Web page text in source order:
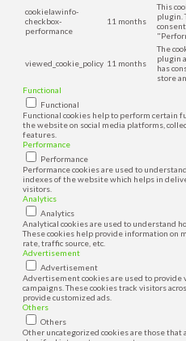
cookielawinfo-
checkbox-
performance
11 months
This
plugin.
viewed_cookie_policy 11 months
The
plugin
has
store
Functional
Functional
Functional cookies help to perform certain
the website on social media platforms,
features.
Performance
Performance
Performance cookies are used to
indexes of the website which helps in
visitors.
Analytics
Analytics
Analytical cookies are used to understand
These cookies help provide information on
rate, traffic source, etc.
Advertisement
Advertisement
Advertisement cookies are used to
campaigns. These cookies track visitors
provide customized ads.
Others
Others
Other uncategorized cookies are those that